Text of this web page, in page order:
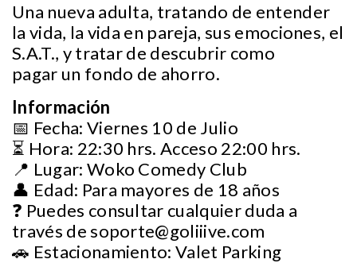
Una nueva adulta, tratando de entender
la vida, la vida en pareja, sus emociones, el
S.A.T., y tratar de descubrir como
pagar un fondo de ahorro.
Información
📅 Fecha: Viernes 10 de Julio
⏳ Hora: 22:30 hrs. Acceso 22:00 hrs.
📍 Lugar: Woko Comedy Club
👤 Edad: Para mayores de 18 años
❓ Puedes consultar cualquier duda a
través desoporte@goliiive.com
🚗 Estacionamiento: Valet Parking